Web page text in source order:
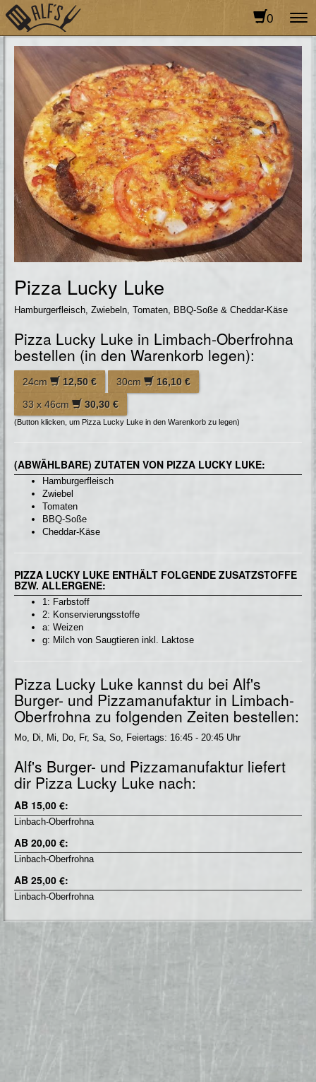
0
Pizza Lucky Luke
Hamburgerfleisch, Zwiebeln, Tomaten, BBQ-Soße & Cheddar-Käse
Pizza Lucky Luke in Limbach-Oberfrohna
bestellen (in den Warenkorb legen):
24cm 12,50 € 30cm
16,10 €
33 x 46cm
30,30 €
(Button klicken, um Pizza Lucky Luke in den Warenkorb zu legen)
(ABWÄHLBARE) ZUTATEN VON PIZZA LUCKY LUKE:
Hamburgerfleisch
Zwiebel
Tomaten
BBQ-Soße
Cheddar-Käse
PIZZA LUCKY LUKE ENTHÄLT FOLGENDE ZUSATZSTOFFE
BZW. ALLERGENE:
1: Farbstoff
2: Konservierungsstoffe
a: Weizen
g: Milch von Saugtieren inkl. Laktose
Pizza Lucky Luke kannst du bei Alf's
Burger- und Pizzamanufaktur in Limbach-
Oberfrohna zu folgenden Zeiten bestellen:
Mo, Di, Mi, Do, Fr, Sa, So, Feiertags: 16:45 - 20:45 Uhr
Alf's Burger- und Pizzamanufaktur liefert
dir Pizza Lucky Luke nach:
AB 15,00 €:
Linbach-Oberfrohna
AB 20,00 €:
Linbach-Oberfrohna
AB 25,00 €:
Linbach-Oberfrohna